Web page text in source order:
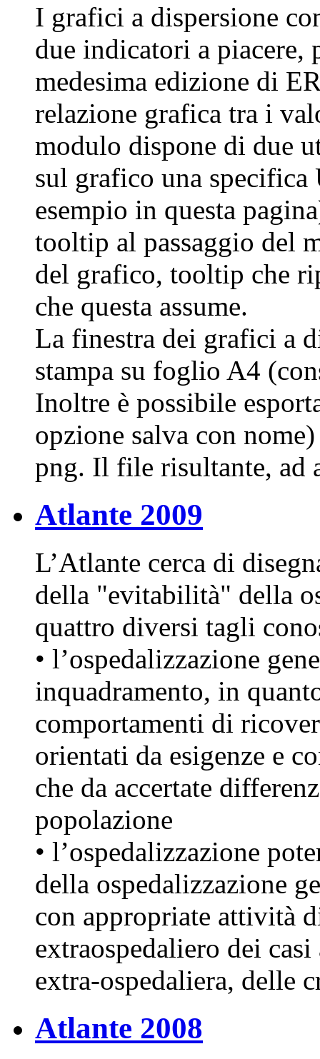
I grafici a dispersione
due indicatori a piacere,
medesima edizione di
relazione grafica tra i
modulo dispone di due
sul grafico una
esempio in questa
tooltip al passaggio del
del grafico, tooltip che
che questa assume.
La finestra dei grafici a
stampa su foglio A4
Inoltre è possibile
opzione salva con
png. Il file risultante,
Atlante 2009
L’Atlante cerca di
della "evitabilità" della
quattro diversi tagli
• l’ospedalizzazione
inquadramento, in
comportamenti di
orientati da esigenze e
che da accertate
popolazione
• l’ospedalizzazione
della ospedalizzazione
con appropriate attività
extraospedaliero dei
extra-ospedaliera, delle
Atlante 2008